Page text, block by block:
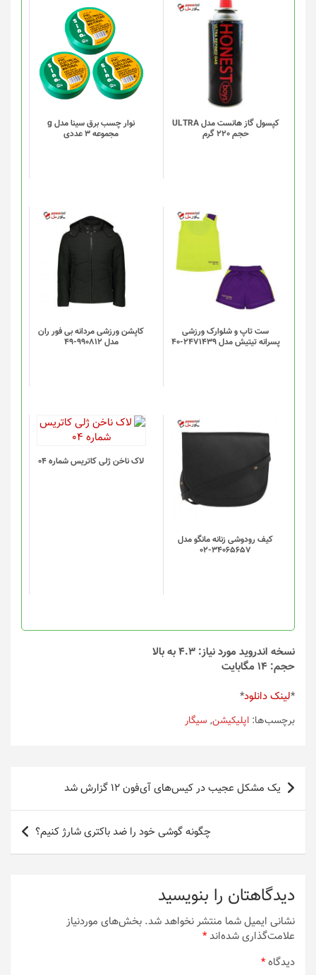
کپسول گاز هانست مدل ULTRA
حجم 220 گرم
نوار چسب برق سینا مدل g
مجموعه 3 عددی
ست تاپ و شلوارک ورزشی
پسرانه تیتیش مدل 2471439-40
کاپشن ورزشی مردانه بی فور ران
مدل 990812-49
کیف رودوشی زنانه مانگو مدل
34065657-02
لاک ناخن ژلی کاتریس شماره 04
نسخه اندروید مورد نیاز: 4.3 به بالا
حجم: 14 مگابایت
*لینک دانلود*
برچسب‌ها: اپلیکیشن, سیگار
راهبری
نوشتهیک مشکل عجیب در کیس‌های آی‌فون 12 گزارش شد
چگونه گوشی خود را ضد باکتری شارژ کنیم؟
دیدگاهتان را بنویسید
نشانی ایمیل شما منتشر نخواهد شد. بخش‌های موردنیاز
علامت‌گذاری شده‌اند*
دیدگاه*